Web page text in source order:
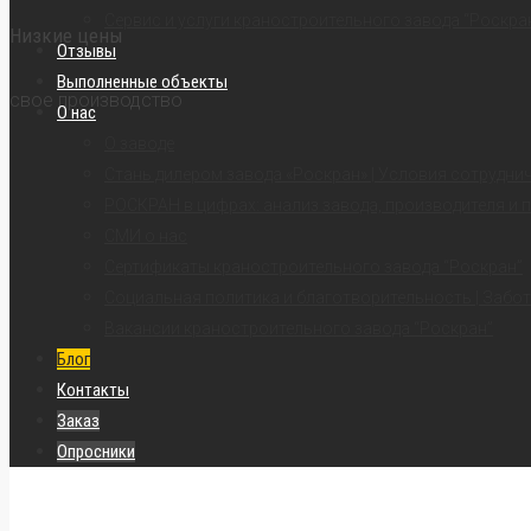
Низкие цены
свое производство
Отзывы
Выполненные объекты
О нас
Блог
Контакты
Заказ
Опросники